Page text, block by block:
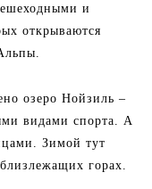
и
открываются
озеро Нойзиль –
видами спорта. А
Зимой тут
горах.